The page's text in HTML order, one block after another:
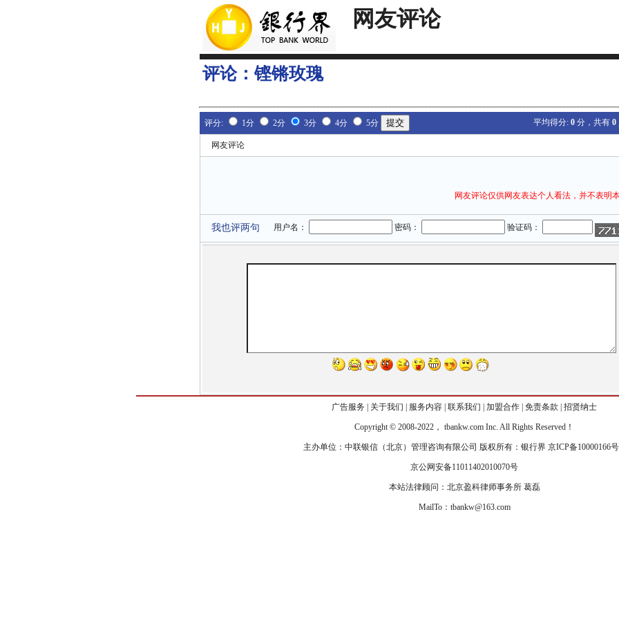
网友评论
评论：铿锵玫瑰
评分: 1分 2分 3分 4分 5分 平均得分: 0 分，共有 0
网友评论
网友评论仅供网友表达个人看法，并不表
我也评两句 用户名： 密码： 验证码：
广告服务 关于我们 服务内容 联系我们 加盟合作 免责条款 招贤纳士
Copyright © 2008-2022， tbankw.com Inc. All Rights Reserved！
主办单位：中联银信（北京）管理咨询有限公司 版权所有：银行界 京ICP备10000166
京公网安备11011402010070号
本站法律顾问：北京盈科律师事务所 葛磊
MailTo：tbankw@163.com